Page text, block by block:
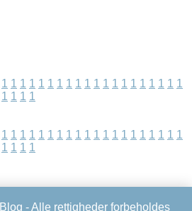
1 1 1 1 1 1 1 1 1 1 1 1 1 1 1 1 1 1 1 1
1 1 1 1
1 1 1 1 1 1 1 1 1 1 1 1 1 1 1 1 1 1 1 1
1 1 1 1
Blog - Alle rettigheder forbeholdes